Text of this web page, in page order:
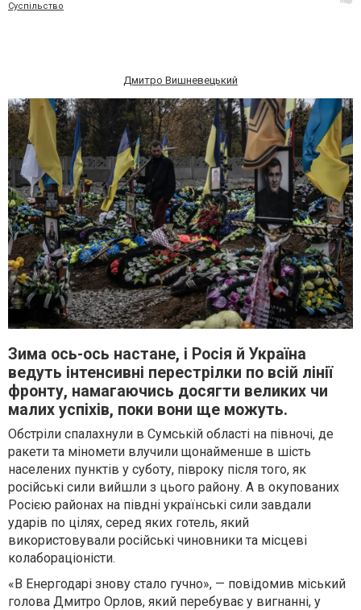
Суспільство
Дмитро Вишневецький
Зима ось-ось настане, і Росія й Україна
ведуть інтенсивні перестрілки по всій лінії
фронту, намагаючись досягти великих чи
малих успіхів, поки вони ще можуть.
Обстріли спалахнули в Сумській області на півночі, де
ракети та міномети влучили щонайменше в шість
населених пунктів у суботу, півроку після того, як
російські сили вийшли з цього району. А в окупованих
Росією районах на півдні українські сили завдали
ударів по цілях, серед яких готель, який
використовували російські чиновники та місцеві
колабораціоністи.
«В Енергодарі знову стало гучно», — повідомив міський
голова Дмитро Орлов, який перебуває у вигнанні, у